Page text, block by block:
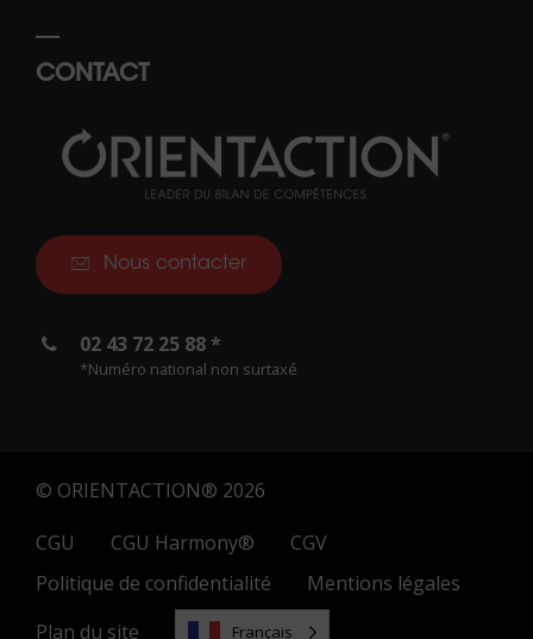
CONTACT
Nous contacter
02 43 72 25 88 *
*Numéro national non surtaxé
© ORIENTACTION® 2026
CGU
CGU Harmony®
CGV
Politique de confidentialité
Mentions légales
Plan du site
Français